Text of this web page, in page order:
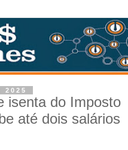
isenta do Imposto
até dois salários